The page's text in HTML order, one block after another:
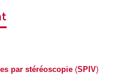
par stéréoscopie (SPIV)